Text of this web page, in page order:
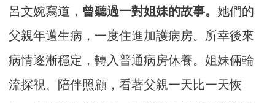
呂文婉寫道， 曾聽過一對姐妹的故事。她們的
父親年邁生病，一度住進加護病房。所幸後來
病情逐漸穩定，轉入普通病房休養。姐妹倆輪
流探視、陪伴照顧，看著父親一天比一天恢